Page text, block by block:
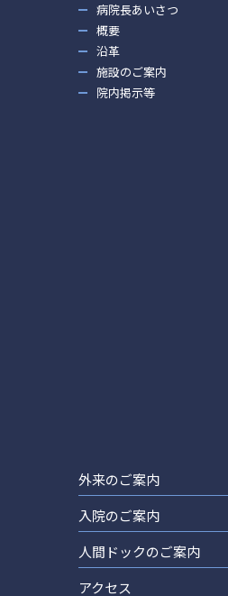
病院長あいさつ
概要
沿革
施設のご案内
院内掲示等
外来のご案内
入院のご案内
人間ドックのご案内
アクセス